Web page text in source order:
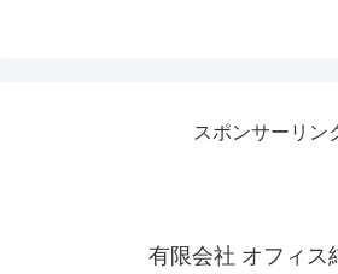
スポンサーリン
有限会社 オフィス